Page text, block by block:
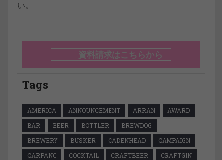
い。
資料請求はこちらから
Tags
AMERICA ANNOUNCEMENT ARRAN
AWARD
BAR
BEER BOTTLER
BREWDOG
BREWERY
BUSKER CADENHEAD
CAMPAIGN
CARPANO
COCKTAIL CRAFTBEER
CRAFTGIN